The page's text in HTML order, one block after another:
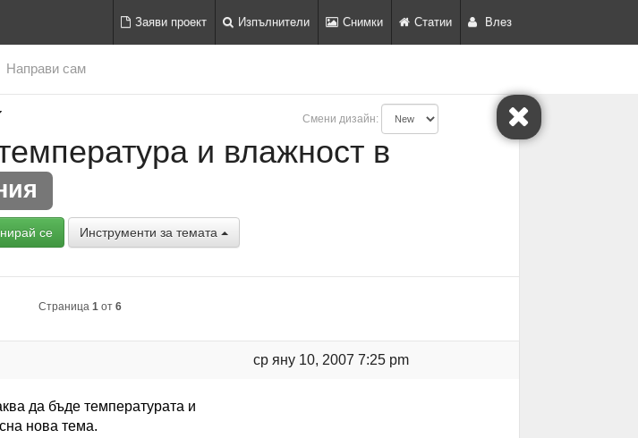
Заяви проект Изпълнители Снимки Статии Влез
Направи сам
Смени дизайн:
и влажност в
се Инструменти за темата
Страница 1от 6
ср яну 10, 2007 7:25 pm
да бъде температурата и
нова тема.